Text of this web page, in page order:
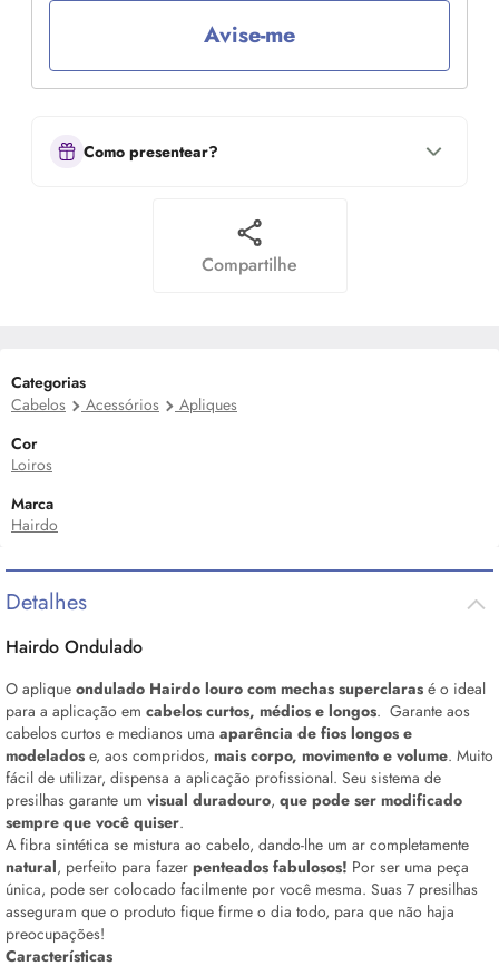
Avise-me
Como presentear?
Compartilhe
Categorias
Cabelos
Acessórios
Apliques
Cor
Loiros
Marca
Hairdo
Detalhes
Hairdo Ondulado
O aplique ondulado Hairdo louro com mechas superclaras é o ideal
para a aplicação em cabelos curtos, médios e longos. Garante aos
cabelos curtos e medianos uma aparência de fios longos e
modelados e, aos compridos, mais corpo, movimento e volume. Muito
fácil de utilizar, dispensa a aplicação profissional. Seu sistema de
presilhas garante um visual duradouro, que pode ser modificado
sempre que você quiser.
A fibra sintética se mistura ao cabelo, dando-lhe um ar completamente
natural, perfeito para fazer penteados fabulosos! Por ser uma peça
única, pode ser colocado facilmente por você mesma. Suas 7 presilhas
asseguram que o produto fique firme o dia todo, para que não haja
preocupações!
Características